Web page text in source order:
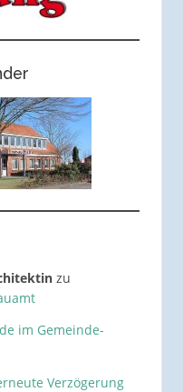
zu
im Gemeinde-
Verzögerung